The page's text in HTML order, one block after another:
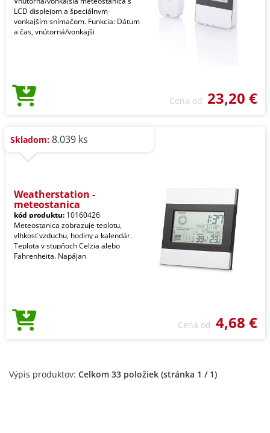
LCD displejom a špeciálnym
vonkajším snímačom. Funkcia: Dátum
a čas, vnútorná/vonkajši
Cena od 23,20 €
Skladom: 8.039 ks
Weatherstation -
meteostanica
kód produktu: 10160426
Meteostanica zobrazuje teplotu,
vlhkosť vzduchu, hodiny a kalendár.
Teplota v stupňoch Celzia alebo
Fahrenheita. Napájan
Cena od 4,68 €
Výpis produktov: Celkom 33 položiek (stránka 1 / 1)